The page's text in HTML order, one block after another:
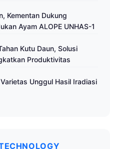
Kementan Dukung
Ayam ALOPE UNHAS-1
Kutu Daun, Solusi
Produktivitas
Unggul Hasil Iradiasi